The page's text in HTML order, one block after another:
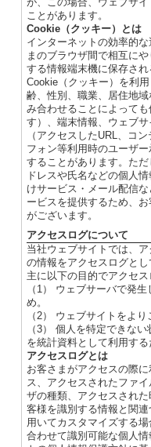
ことがあります。
Cookie（クッキー）とは
インターネットの効率的
まのブラウザ間で相互に
する情報端末機に保存され
Cookie（クッキー）を利
齢、性別、職業、居住地
み合わせることによって
す）、端末情報、ウェブ
（アクセスしたURL、コ
フォン等利用時のユーザ
することがあります。た
ドレスや氏名などの個人
けサービス・メール配信
ービスを提供するため、
がございます。
アクセスログについて
当社ウェブサイトでは、
の情報をアクセスログとし
主に以下の目的でアクセス
（1） ウェブサーバで発
め。
（2） ウェブサイトをよ
（3） 個人を特定できな
を統計資料として利用する
アクセスログとは
お客さまがアクセスの際
ス、アクセスされたファ
ザの種類、アクセスされ
客様を識別する情報と関
用いてカスタマイズする
合わせて識別可能な個人